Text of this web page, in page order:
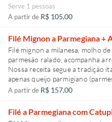
Serve 1 pessoas
A partir de R$ 105,00
Filé Mignon a Parmegiana +
Filé mignon a milanesa, molho
parmesão ralado, acompanha
Nossa receita segue a tradição
apenas queijo parmigiano
A partir de R$ 157,00
Filé a Parmegiana com